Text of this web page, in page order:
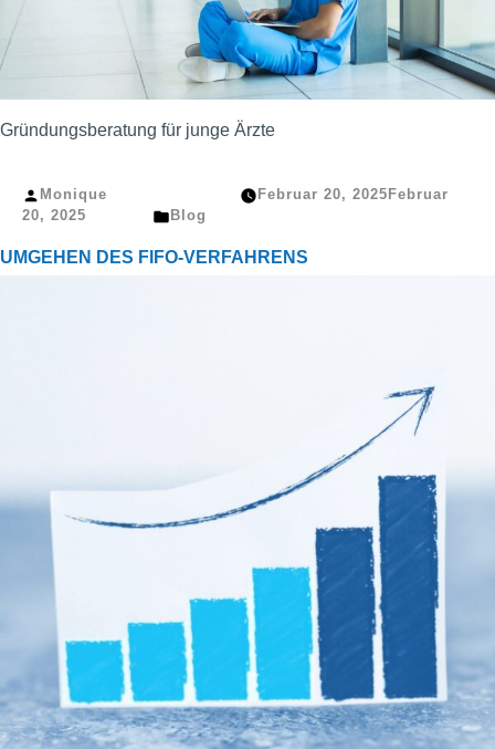
Gründungsberatung für junge Ärzte
Veröffentlicht
von
Monique Februar 20, 2025 Februar
20, 2025
Veröffentlicht
Blog
UMGEHEN DES FIFO-VERFAHRENS